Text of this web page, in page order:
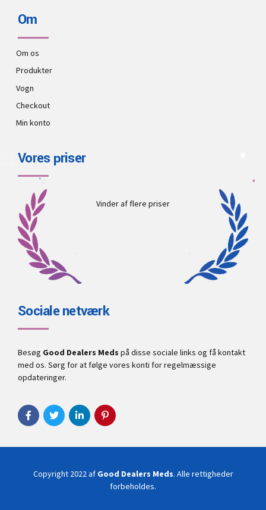
Om
Om os
Produkter
Vogn
Checkout
Min konto
Vores priser
Vinder af flere priser
Sociale netværk
Besøg Good Dealers Meds på disse sociale links og få kontakt
med os. Sørg for at følge vores konti for regelmæssige
opdateringer.
Copyright 2022 af Good Dealers Meds. Alle rettigheder
forbeholdes.